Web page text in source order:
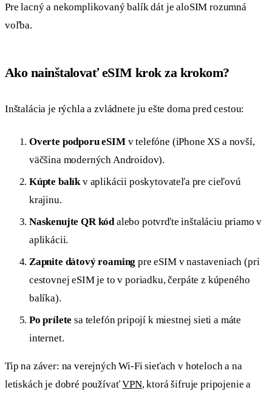
Pre lacný a nekomplikovaný balík dát je aloSIM rozumná
voľba.
Ako nainštalovať eSIM krok za krokom?
Inštalácia je rýchla a zvládnete ju ešte doma pred cestou:
Overte podporu eSIMv telefóne (iPhone XS a novší,
väčšina moderných Androidov).
Kúpte balík v aplikácii poskytovateľa pre cieľovú
krajinu.
Naskenujte QR kód alebo potvrďte inštaláciu priamo v
aplikácii.
Zapnite dátový roaming pre eSIM v nastaveniach (pri
cestovnej eSIM je to v poriadku, čerpáte z kúpeného
balíka).
Po prílete sa telefón pripojí k miestnej sieti a máte
internet.
Tip na záver: na verejných Wi-Fi sieťach v hoteloch a na
letiskách je dobré používaťVPN, ktorá šifruje pripojenie a